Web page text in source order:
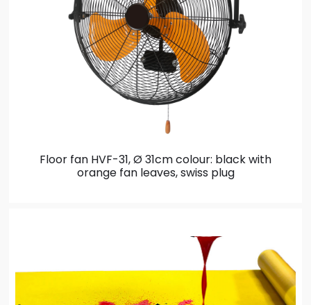
Floor fan HVF-31, Ø 31cmcolour: black with
orange fan leaves, swiss plug